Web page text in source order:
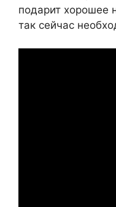
подарит хорошее
так сейчас